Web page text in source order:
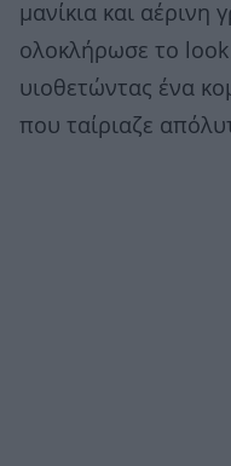
μανίκια και
ολοκλήρωσε το look
υιοθετώντας ένα
που ταίριαζε